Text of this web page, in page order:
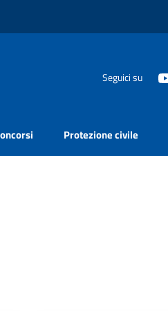
Seguici su
Protezione civile